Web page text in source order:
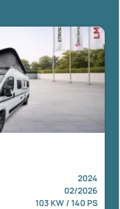
2024
02/2026
103 KW / 140 PS